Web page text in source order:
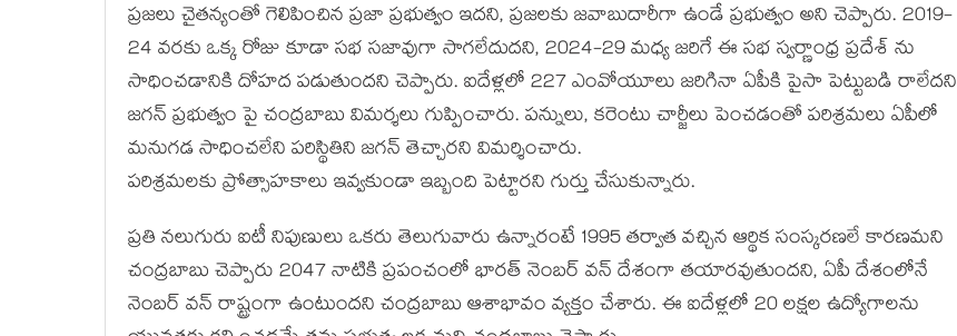
ప్రజలు చైతన్యంతో గెలిపించిన ప్రజా ప్రభుత్వం ఇదని, ప్రజలకు జవాబుదారీగా ఉండే ప్రభుత్వం అని చెప్పారు. 2019-
24 వరకు ఒక్క రోజు కూడా సభ సజావుగా సాగలేదుదని, 2024-29 మధ్య జరిగే ఈ సభ స్వర్ణాంధ్ర ప్రదేశ్ ను
సాధించడానికి దోహద పడుతుందని చెప్పారు. ఐదేళ్లలో 227 ఎంవోయూలు జరిగినా ఏపీకి పైసా పెట్టుబడి రాలేదని
జగన్ ప్రభుత్వం పై చంద్రబాబు విమర్శలు గుప్పించారు. పన్నులు, కరెంటు చార్జీలు పెంచడంతో పరిశ్రమలు ఏపీలో
మనుగడ సాధించలేని పరిస్థితిని జగన్ తెచ్చారని విమర్శించారు.
పరిశ్రమలకు ప్రోత్సాహకాలు ఇవ్వకుండా ఇబ్బంది పెట్టారని గుర్తు చేసుకున్నారు.
ప్రతి నలుగురు ఐటీ నిపుణులు ఒకరు తెలుగువారు ఉన్నారంటే 1995 తర్వాత వచ్చిన ఆర్థిక సంస్కరణలే కారణమని
చంద్రబాబు చెప్పారు 2047 నాటికి ప్రపంచంలో భారత్ నెంబర్ వన్ దేశంగా తయారవుతుందని, ఏపీ దేశంలోనే
నెంబర్ వన్ రాష్ట్రంగా ఉంటుందని చంద్రబాబు ఆశాభావం వ్యక్తం చేశారు. ఈ ఐదేళ్లలో 20 లక్షల ఉద్యోగాలను